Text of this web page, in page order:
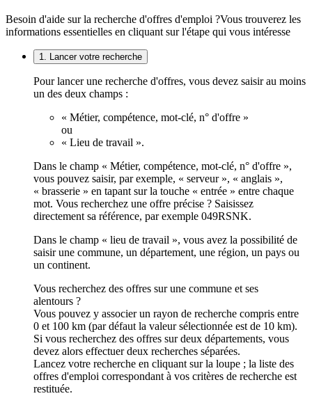
Besoin d'aide sur la recherche d'offres d'emploi ?Vous trouverez les
informations essentielles en cliquant sur l'étape qui vous intéresse
1. Lancer votre recherche
Pour lancer une recherche d'offres, vous devez saisir au moins
un des deux champs :
« Métier, compétence, mot-clé, n° d'offre »
ou
« Lieu de travail ».
Dans le champ « Métier, compétence, mot-clé, n° d'offre »,
vous pouvez saisir, par exemple, « serveur », « anglais »,
« brasserie » en tapant sur la touche « entrée » entre chaque
mot. Vous recherchez une offre précise ? Saisissez
directement sa référence, par exemple 049RSNK.
Dans le champ « lieu de travail », vous avez la possibilité de
saisir une commune, un département, une région, un pays ou
un continent.
Vous recherchez des offres sur une commune et ses
alentours ?
Vous pouvez y associer un rayon de recherche compris entre
0 et 100 km (par défaut la valeur sélectionnée est de 10 km).
Si vous recherchez des offres sur deux départements, vous
devez alors effectuer deux recherches séparées.
Lancez votre recherche en cliquant sur la loupe ; la liste des
offres d'emploi correspondant à vos critères de recherche est
restituée.